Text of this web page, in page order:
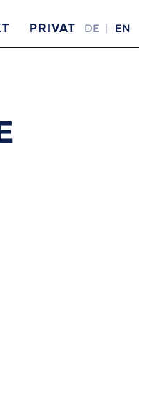
DE EN
PRIVAT